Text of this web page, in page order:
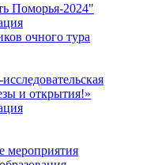
Поморья-2024"
очного тура
и открытия!»
мероприятия